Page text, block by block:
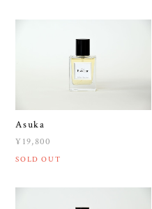
Asuka
¥19,800
SOLD OUT